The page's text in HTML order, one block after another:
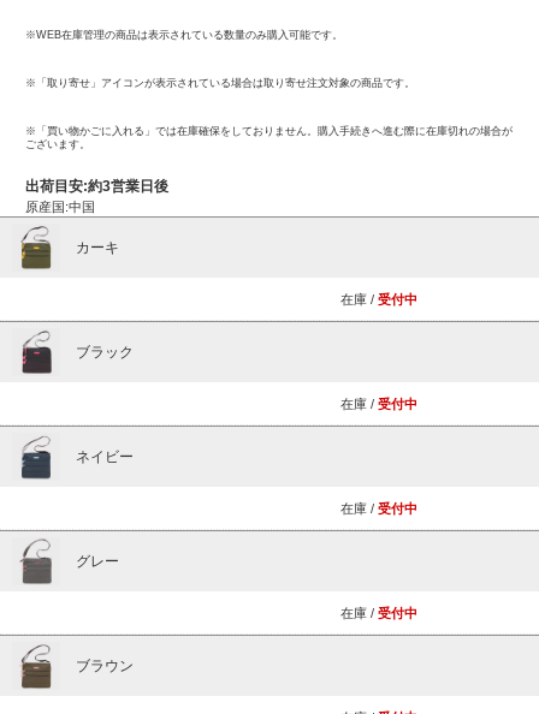
※WEB在庫管理の商品は表示されている数量のみ購入可能です。
※「取り寄せ」アイコンが表示されている場合は取り寄せ注文対象の商品です。
※「買い物かごに入れる」では在庫確保をしておりません。購入手続きへ進む際に在庫切れの場合が
ございます。
出荷目安:約3営業日後
原産国:中国
カーキ
在庫 / 受付中
ブラック
在庫 / 受付中
ネイビー
在庫 / 受付中
グレー
在庫 / 受付中
ブラウン